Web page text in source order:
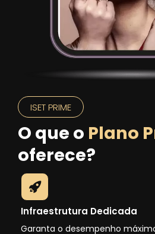
ISET PRIME
O que o Plano
oferece?
Infraestrutura Dedicada
Garanta o desempenho